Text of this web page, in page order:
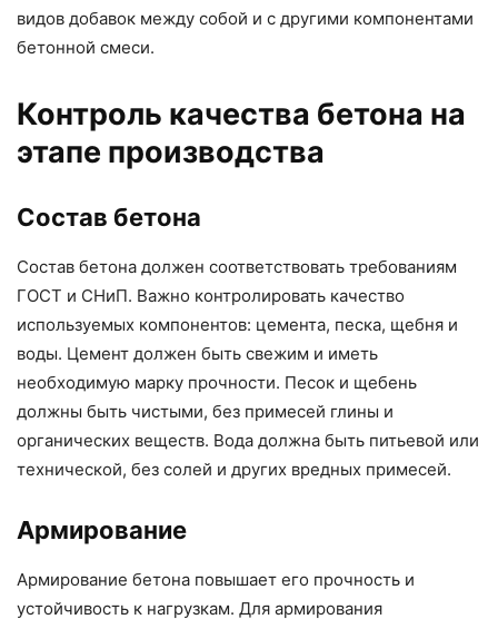
видов добавок между собой и с другими компонентами
бетонной смеси.
Контроль качества бетона на
этапе производства
Состав бетона
Состав бетона должен соответствовать требованиям
ГОСТ и СНиП. Важно контролировать качество
используемых компонентов: цемента, песка, щебня и
воды. Цемент должен быть свежим и иметь
необходимую марку прочности. Песок и щебень
должны быть чистыми, без примесей глины и
органических веществ. Вода должна быть питьевой или
технической, без солей и других вредных примесей.
Армирование
Армирование бетона повышает его прочность и
устойчивость к нагрузкам. Для армирования